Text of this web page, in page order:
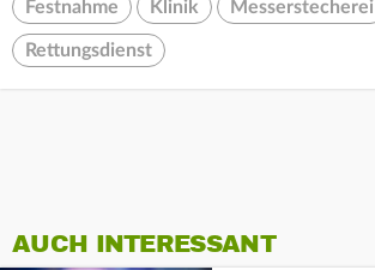
Festnahme Klinik Messerstecherei
Rettungsdienst
AUCH INTERESSANT